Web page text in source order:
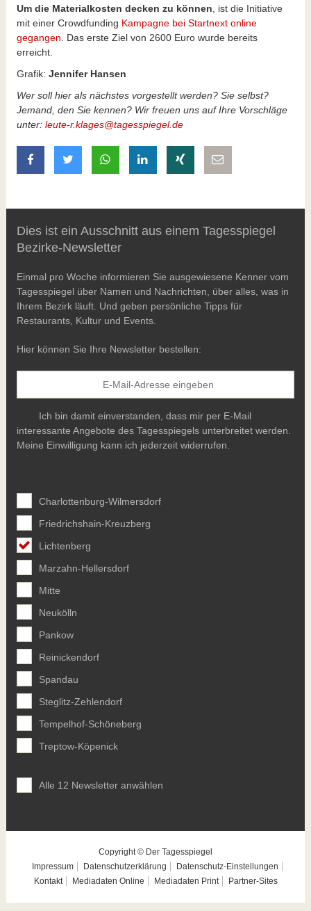
Um die Materialkosten decken zu können , ist die Initiative
mit einer Crowdfunding Kampagne bei Startnext online
gegangen . Das erste Ziel von 2600 Euro wurde bereits
erreicht.
Grafik: Jennifer Hansen
Wer soll hier als nächstes vorgestellt werden? Sie selbst?
Jemand, den Sie kennen? Wir freuen uns auf Ihre Vorschläge
unter: leute-r.klages@tagesspiegel.de
auf Facebook teilen
auf Twitter teilenmit Whatsapp teilen
auf LinkedIn teilen
auf Xing teilen
Dies ist ein Ausschnitt aus einem Tagesspiegel
Bezirke-Newsletter
Einmal pro Woche informieren Sie ausgewiesene Kenner vom
Tagesspiegel über Namen und Nachrichten, über alles, was in
Ihrem Bezirk läuft. Und geben persönliche Tipps für
Restaurants, Kultur und Events.
Hier können Sie Ihre Newsletter bestellen:
Ich bin damit einverstanden, dass mir per E-Mail
interessante Angebote des Tagesspiegels unterbreitet werden.
Meine Einwilligung kann ich jederzeit widerrufen.
Charlottenburg-Wilmersdorf
Friedrichshain-Kreuzberg
Lichtenberg
Marzahn-Hellersdorf
Mitte
Neukölln
Pankow
Reinickendorf
Spandau
Steglitz-Zehlendorf
Tempelhof-Schöneberg
Treptow-Köpenick
Alle 12 Newsletter anwählen
Copyright © Der Tagesspiegel
Impressum
Datenschutzerklärung
Datenschutz-Einstellungen
Kontakt
Mediadaten Online Mediadaten Print Partner-Sites